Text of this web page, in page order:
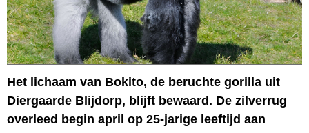
Het lichaam van Bokito, de beruchte gorilla uit
Diergaarde Blijdorp, blijft bewaard. De zilverrug
overleed begin april op 25-jarige leeftijd aan